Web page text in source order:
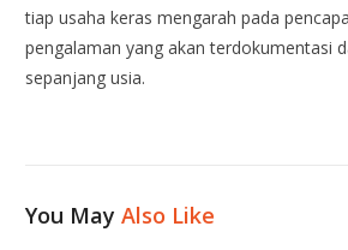
tiap usaha keras mengarah pada
pengalaman yang akan terdokumentasi
sepanjang usia.
You MayAlso Like